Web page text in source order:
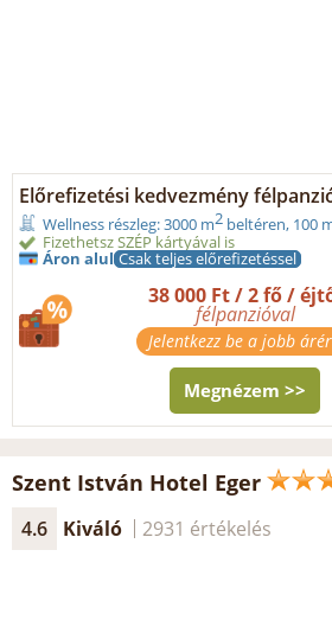
Előrefizetési kedvezmény
Wellness részleg: 3000 m2 beltéren, 100
Fizethetsz SZÉP kártyával is
Áron alul Csak teljes előrefizetéssel
38 000 Ft / 2 fő /
félpanzióval
Jelentkezz be a jobb
Megnézem >>
Szent István Hotel Eger
4.6 Kiváló 2931 értékelés